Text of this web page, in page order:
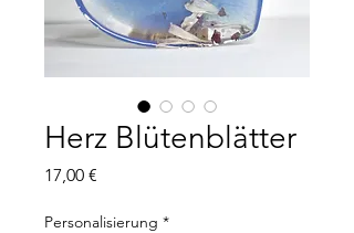
Herz Blütenblätter
17,00 €
Personalisierung *